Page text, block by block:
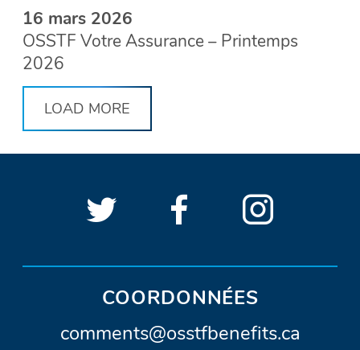
16 mars 2026
OSSTF Votre Assurance – Printemps
2026
LOAD MORE
Suivre
sur
Twitter.
(Ouvrir
une
nouvelle
fenêtre)
Suivre
sur
Facebook.
(Ouvrir
une
nouvelle
fenêtre)
Suivre
surune
COORDONNÉES
A
comments@osstfbenefits.ca